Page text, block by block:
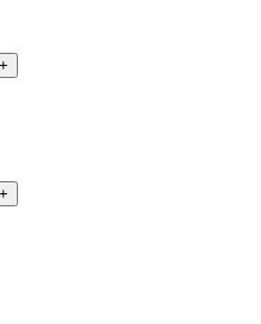
+
+